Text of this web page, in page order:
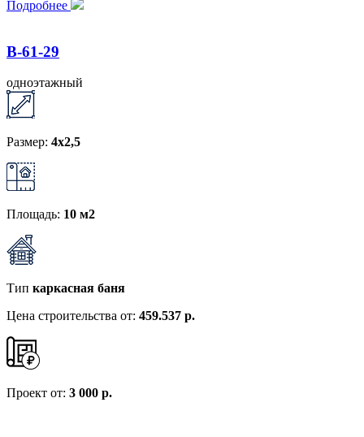
Подробнее
B-61-29
одноэтажный
Размер: 4x2,5
Площадь: 10 м2
Тип каркасная баня
Цена строительства от: 459.537 р.
Проект от: 3 000 р.